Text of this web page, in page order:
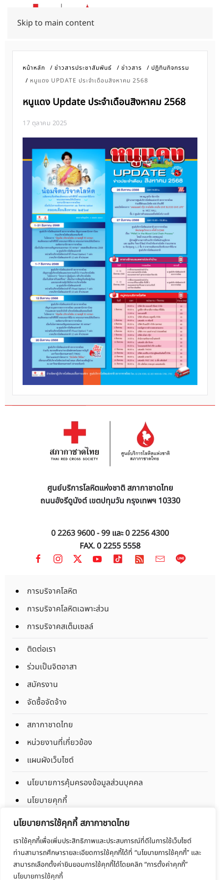
นโยบายการใช้คุกกี้ สภากาชาดไทย
เราใช้คุกกี้เพื่อเพิ่มประสิทธิภาพและประสบการณ์ที่ดีในการใช้เว็บไซต์
ท่านสามารถศึกษารายละเอียดการใช้คุกกี้ได้ที่ “นโยบายการใช้คุกกี้” และ
สามารถเลือกตั้งค่ายินยอมการใช้คุกกี้ได้โดยคลิก “การตั้งค่าคุกกี้”
นโยบายการใช้คุกกี้
Skip to main content
หน้าหลัก ข่าวสารประชาสัมพันธ์ ข่าวสาร
ปฏิทินกิจกรรม
หนูแดง UPDATE ประจำเดือนสิงหาคม 2568
หนูแดง Update ประจำเดือนสิงหาคม 2568
17 ตุลาคม 2025
ศูนย์บริการโลหิตแห่งชาติ สภากาชาดไทย
ถนนอังรีดูนังต์ เขตปทุมวัน กรุงเทพฯ 10330
0 2263 9600 - 99 และ0 2256 4300
FAX. 0 2255 5558
การบริจาคโลหิต
การบริจาคโลหิตเฉพาะส่วน
การบริจาคสเต็มเซลล์
ติดต่อเรา
ร่วมเป็นจิตอาสา
สมัครงาน
จัดซื้อจัดจ้าง
สภากาชาดไทย
หน่วยงานที่เกี่ยวข้อง
แผนผังเว็บไซต์
นโยบายการคุ้มครองข้อมูลส่วนบุคคล
นโยบายคุกกี้
ข้อตกลงการใช้งาน
มาตรการรักษาความมั่นคงปลอดภัยข้อมูลส่วนบุคคล
Copyright © 2025 Thaibloodcentre All rights reserved.